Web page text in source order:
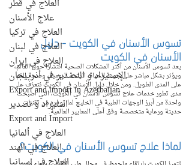
العلاج في قطر
علاج الأسنان
العلاج في تركيا
العلاج في لبنان
العلاج في إيران
الإستيراد و التصدير في أذربيجان
Export and import in Azerbaijan
استيراد و تصدير
Export and Import
العلاج في ألمانيا
العلاج في الهند
تسوس الأسنان في الكويت - دليل
الأسنان في الكويت
يعد تسوس الأسنان من أكثر المشكلات الصحية انتشارًا حول العالم،
ويؤثر بشكل مباشر على جودة الحياة، الراحة اليومية، وصحة الفم
على المدى الطويل. ومن خلال دليل الأسنان في الكويت نتعرّف على
مدى تطور خدمات علاج تسوس الأسنان في الكويت، التي أصبحت
واحدة من أبرز الوجهات الطبية في الخليج لما توفره من تقنيات
حديثة ورعاية متخصصة وفق أعلى المعايير العالمية.
لماذا علاج تسوس الأسنان في الكويت؟